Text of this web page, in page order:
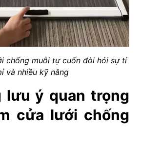
chống muỗi tự cuốn đòi hỏi sự tỉ
và nhiều kỹ năng
lưu ý quan trọng
cửa lưới chống